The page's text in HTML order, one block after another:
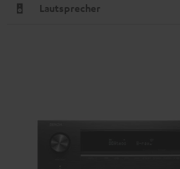
Lautsprecher